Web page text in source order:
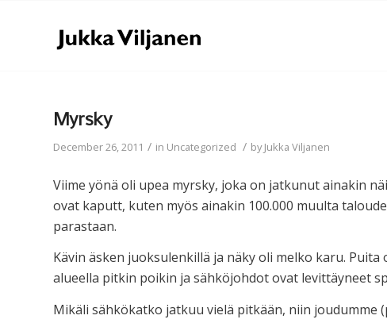
Myrsky
December 26, 2011 / in Uncategorized / byJukka Viljanen
Viime yönä oli upea myrsky, joka on jatkunut ainakin
ovat kaputt, kuten myös ainakin 100.000 muulta
parastaan.
Kävin äsken juoksulenkillä ja näky oli melko karu.
alueella pitkin poikin ja sähköjohdot ovat levittäyneet
Mikäli sähkökatko jatkuu vielä pitkään, niin joudumme